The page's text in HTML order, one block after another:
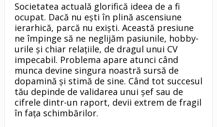
Societatea actuală glorifică ideea de a fi
ocupat. Dacă nu ești în plină ascensiune
ierarhică, parcă nu exiști. Această presiune
ne împinge să ne neglijăm pasiunile, hobby-
urile și chiar relațiile, de dragul unui CV
impecabil. Problema apare atunci când
munca devine singura noastră sursă de
dopamină și stimă de sine. Când tot succesul
tău depinde de validarea unui șef sau de
cifrele dintr-un raport, devii extrem de fragil
în fața schimbărilor.